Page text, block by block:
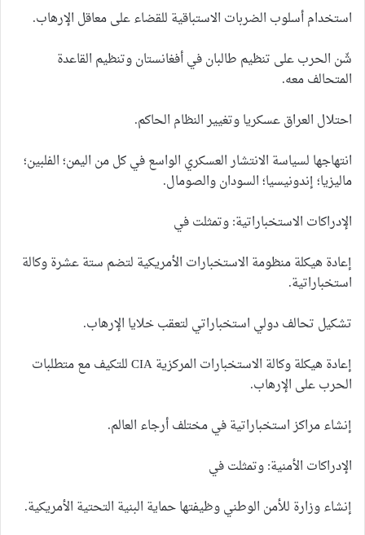
استخدام أسلوب الضربات الاستباقية للقضاء على معاقل الإرهاب.
شّن الحرب على تنظيم طالبان في أفغانستان وتنظيم القاعدة
المتحالف معه.
احتلال العراق عسكريا وتغيير النظام الحاكم.
انتهاجها لسياسة الانتشار العسكري الواسع في كل من اليمن؛ الفلبين؛
ماليزيا؛ إندونيسيا؛ السودان والصومال.
الإدراكات الاستخباراتية: وتمثلت في
إعادة هيكلة منظومة الاستخبارات الأمريكية لتضم ستة عشرة وكالة
استخباراتية.
تشكيل تحالف دولي استخباراتي لتعقب خلايا الإرهاب.
إعادة هيكلة وكالة الاستخبارات المركزية CIA للتكيف مع متطلبات
الحرب على الإرهاب.
إنشاء مراكز استخباراتية في مختلف أرجاء العالم.
الإدراكات الأمنية: وتمثلت في
إنشاء وزارة للأمن الوطني وظيفتها حماية البنية التحتية الأمريكية.